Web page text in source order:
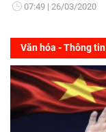
07:49 26/03/2020
Văn hóa - Thông tin